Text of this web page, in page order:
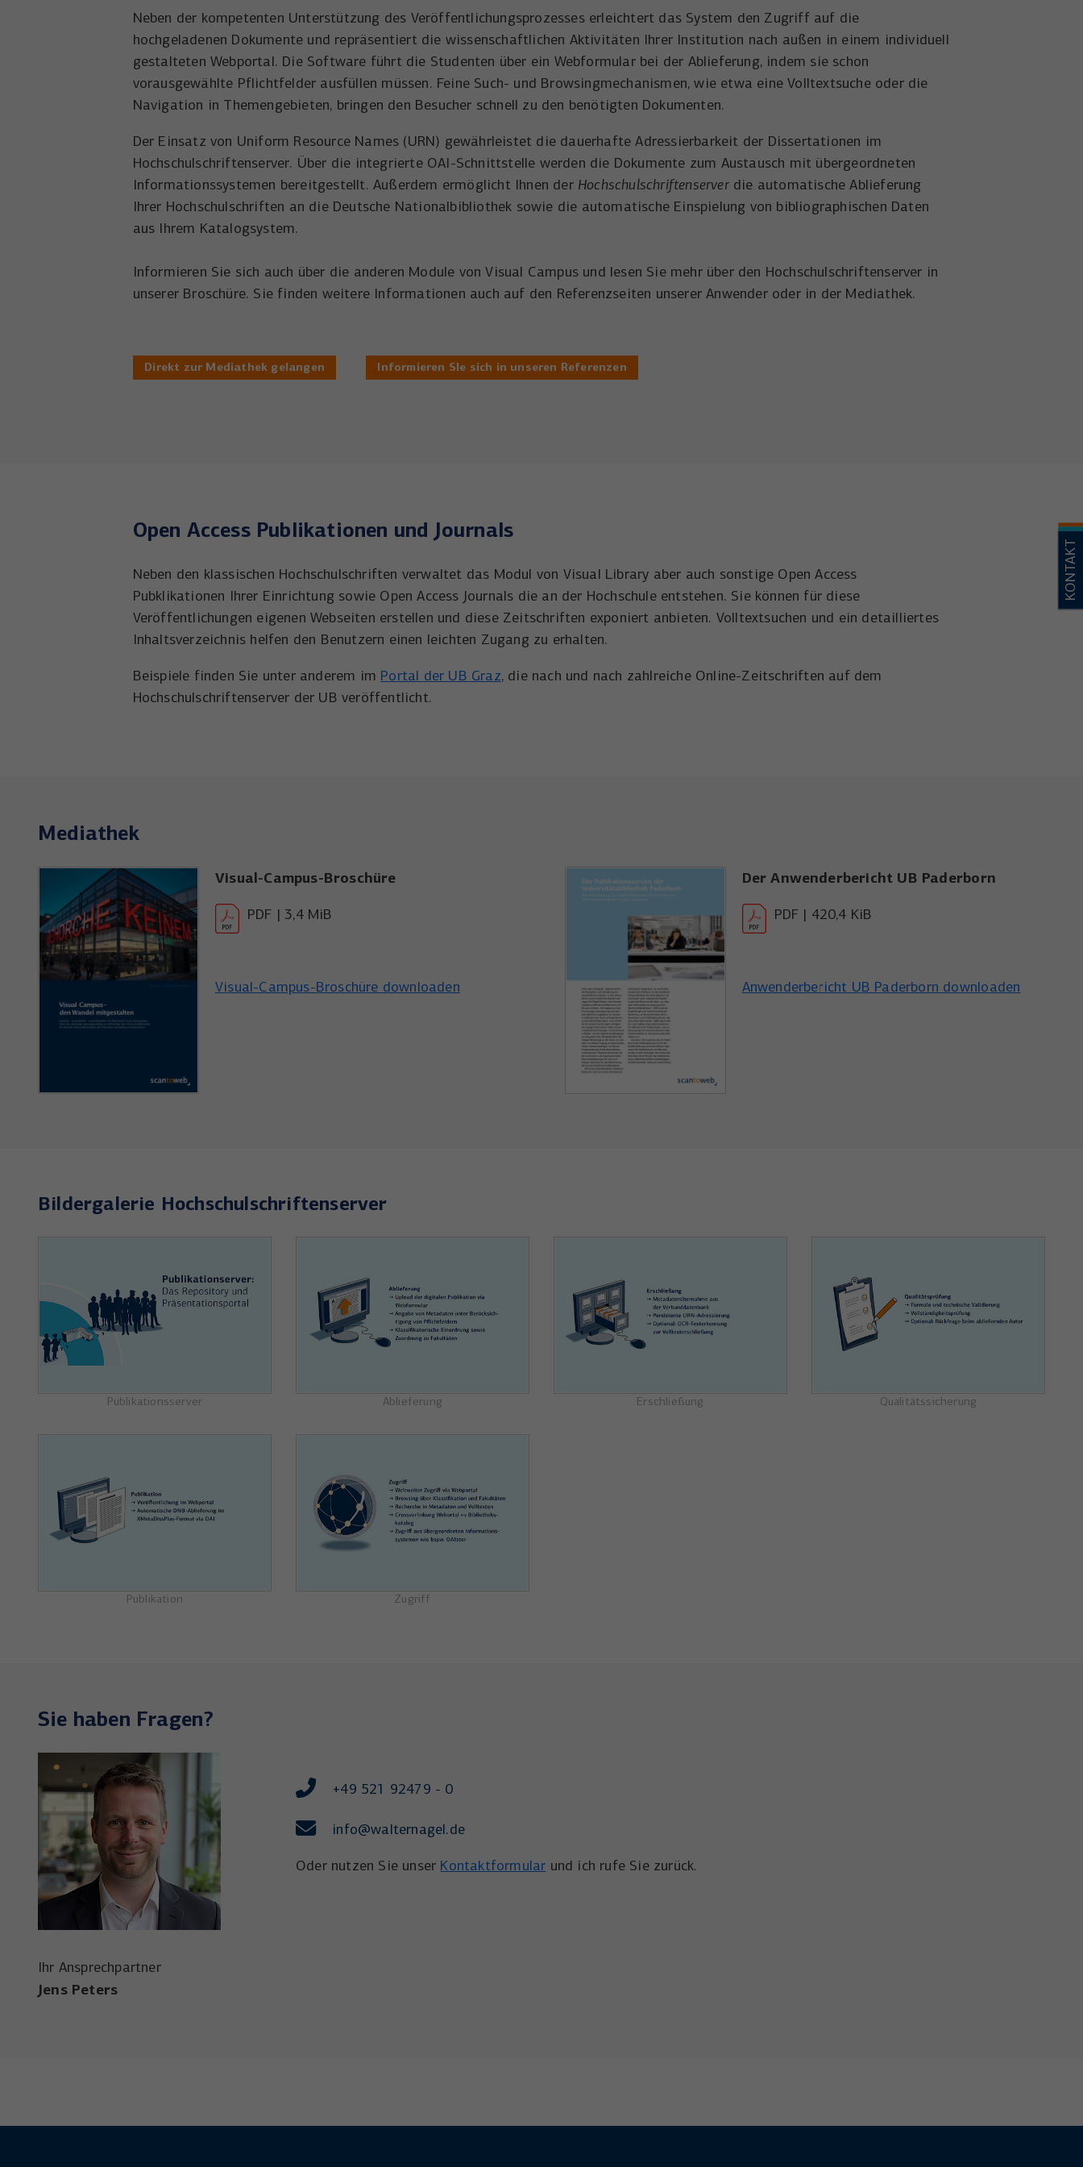
Neben der kompetenten Unterstützung des Veröffentlichungsprozesses erleichtert das System den Zugriff auf die
hochgeladenen Dokumente und repräsentiert die wissenschaftlichen Aktivitäten Ihrer Institution nach außen in einem individuell
gestalteten Webportal. Die Software führt die Studenten über ein Webformular bei der Ablieferung, indem sie schon
vorausgewählte Pflichtfelder ausfüllen müssen. Feine Such- und Browsingmechanismen, wie etwa eine Volltextsuche oder die
Navigation in Themengebieten, bringen den Besucher schnell zu den benötigten Dokumenten.
Der Einsatz von Uniform Resource Names (URN) gewährleistet die dauerhafte Adressierbarkeit der Dissertationen im
Hochschulschriftenserver. Über die integrierte OAI-Schnittstelle werden die Dokumente zum Austausch mit übergeordneten
Informationssystemen bereitgestellt. Außerdem ermöglicht Ihnen der Hochschulschriftenserver die automatische Ablieferung
Ihrer Hochschulschriften an die Deutsche Nationalbibliothek sowie die automatische Einspielung von bibliographischen Daten
aus Ihrem Katalogsystem.
Informieren Sie sich auch über die anderen Module von Visual Campus und lesen Sie mehr über den Hochschulschriftenserver in
unserer Broschüre. Sie finden weitere Informationen auch auf den Referenzseiten unserer Anwender oder in der Mediathek.
Direkt zur Mediathek gelangen Informieren SIe sich in unseren Referenzen
Open Access Publikationen und Journals
Neben den klassischen Hochschulschriften verwaltet das Modul von Visual Library aber auch sonstige Open Access
Pubklikationen Ihrer Einrichtung sowie Open Access Journals die an der Hochschule entstehen. Sie können für diese
Veröffentlichungen eigenen Webseiten erstellen und diese Zeitschriften exponiert anbieten. Volltextsuchen und ein detailliertes
Inhaltsverzeichnis helfen den Benutzern einen leichten Zugang zu erhalten.
Beispiele finden Sie unter anderem im Portal der UB Graz, die nach und nach zahlreiche Online-Zeitschriften auf dem
Hochschulschriftenserver der UB veröffentlicht.
Mediathek
Visual-Campus-Broschüre
PDF | 3,4 MiB
Visual-Campus-Broschüre downloaden
Der Anwenderbericht UB Paderborn
PDF | 420,4 KiB
Anwenderbericht UB Paderborn downloaden
Bildergalerie Hochschulschriftenserver
Publikationsserver Ablieferung Erschließung Qualitätssicherung
Publikation Zugriff
Sie haben Fragen?
Ihr Ansprechpartner
Jens Peters
+49 521 92479 - 0
info@walternagel.de
Oder nutzen Sie unser Kontaktformular und ich rufe Sie zurück.
KONTAKT
Anbieter Walter Nagel GmbH & Co. KG
Speichert die Besucher-Quelle für Webinar-
Laufzeit 3 Monate
Zweck
Wird von Facebook/Meta genutzt, um den Erfolg
von Werbeanzeigen zu messen und Nutzer zu
identifizieren.
_uetvid
Anbieter Microsoft Corporation
Laufzeit 1 Jahr
Laufzeit 1 Tag
oder Google-Maps) werden standardmäßig blockiert. Wenn Cookies
von externen Medien akzeptiert werden, bedarf der Zugriff auf
diese Inhalte keiner manuellen Einwilligung mehr.
Name NID
Laufzeit 6 Monate
Zweck
Wird zum Entsperren von Google Maps-Inhalten
verwendet.
Name
Anbieter YouTube
Zweck
Wird verwendet, um YouTube-Inhalte zu
Cookie-Informationen anzeigen